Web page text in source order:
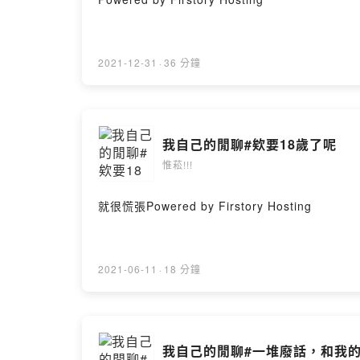
2021-12-31 · 36 分鐘
我自己的閒聊#欸要18歲了呢
惟菘!!!
就很慌張Powered by Firstory Hosting
2021-06-11 · 18 分鐘
我自己的閒聊#一堆廢話，和我